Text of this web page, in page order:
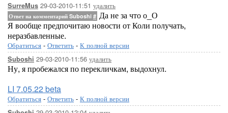
SurreMus 29-03-2010-11:51 удалить
Ответ на комментарий Suboshi # Да не за что о_О
Я вообще предпочитаю новости от Коли получать,
неразбавленные.
Обратиться - Ответить - К полной версии
Suboshi 29-03-2010-11:56 удалить
Ну, я пробежался по перекличкам, выдохнул.
LI 7.05.22 beta
Обратиться - Ответить - К полной версии